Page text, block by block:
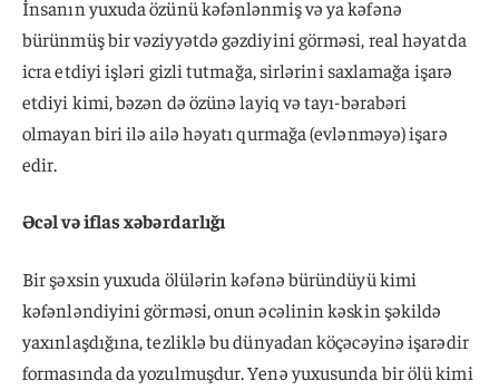
İnsanın yuxuda özünü kəfənlənmiş və ya kəfənə
bürünmüş bir vəziyyətdə gəzdiyini görməsi, real həyatda
icra etdiyi işləri gizli tutmağa, sirlərini saxlamağa işarə
etdiyi kimi, bəzən də özünə layiq və tayı-bərabəri
olmayan biri ilə ailə həyatı qurmağa (evlənməyə) işarə
edir.
Əcəl və iflas xəbərdarlığı
Bir şəxsin yuxuda ölülərin kəfənə büründüyü kimi
kəfənləndiyini görməsi, onun əcəlinin kəskin şəkildə
yaxınlaşdığına, tezliklə bu dünyadan köçəcəyinə işarədir
formasında da yozulmuşdur. Yenə yuxusunda bir ölü kimi